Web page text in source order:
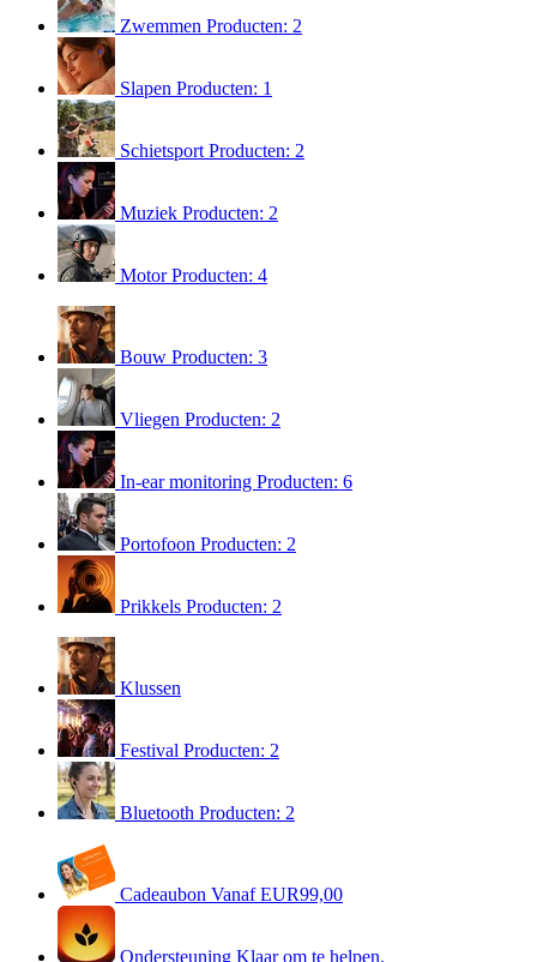
Zwemmen Producten: 2
Slapen Producten: 1
Schietsport Producten: 2
Muziek Producten: 2
MotorProducten: 4
Bouw Producten: 3
Vliegen Producten: 2
In-ear monitoring Producten: 6
Portofoon Producten: 2
Prikkels Producten: 2
Klussen
Festival Producten: 2
Bluetooth Producten: 2
Cadeaubon Vanaf EUR99,00
Ondersteuning Klaar om te helpen.